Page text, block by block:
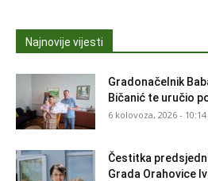
Najnovije vijesti
Gradonačelnik
Bičanić te uručio
6 kolovoza, 2026 - 10:14
Čestitka
Grada Orahovice